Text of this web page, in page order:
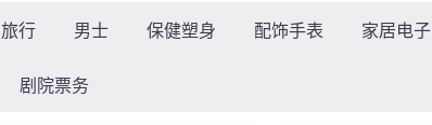
旅行 男士 保健塑身 配饰手表 家居电子
剧院票务